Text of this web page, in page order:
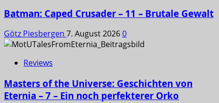
Batman: Caped Crusader – 11 – Brutale Gewalt
Götz Piesbergen 7. August 20260
Reviews
Masters of the Universe: Geschichten von
Eternia – 7 – Ein noch perfekterer Orko